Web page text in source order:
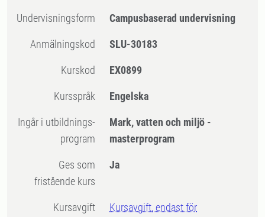
Undervisningsform Campusbaserad undervisning
Anmälningskod SLU-30183
Kurskod EX0899
Kursspråk Engelska
Ingår i utbildnings-
program
Mark, vatten och miljö -
masterprogram
Ges som
fristående kurs
Ja
Kursavgift
Kursavgift, endast för